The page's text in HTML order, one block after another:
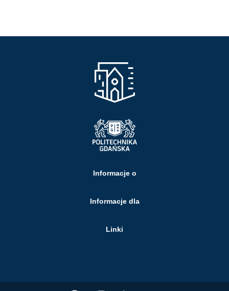
Informacje o
Informacje dla
Linki